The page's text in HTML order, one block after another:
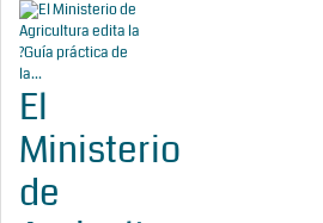
El
Ministerio
de